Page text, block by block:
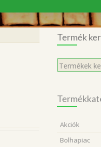
Termék
Keresés
a
Akciók
Bolhapiac